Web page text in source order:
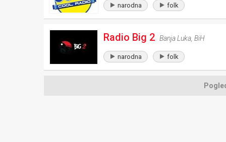
narodna folk
Radio Big 2 Banja Luka BiH
narodna folk